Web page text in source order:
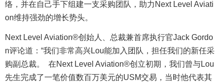
络，并在自己手下组建一支采购团队，助力Next Level Aviati
on维持强劲的增长势头。
Next Level Aviation®创始人、总裁兼首席执行官Jack Gordo
n评论道：“我们非常高兴Lou能加入团队，担任我们的新任采
购副总裁。 在Next Level Aviation®创立初期，我们曾与Lou
先生完成了一笔价值数百万美元的USM交易，当时他代表其